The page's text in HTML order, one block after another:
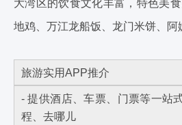
大湾区的饮食文化丰富，特色美
地鸡、万江龙船饭、龙门米饼、阿
旅游实用APP推介
- 提供酒店、车票、门票等一站
程、去哪儿